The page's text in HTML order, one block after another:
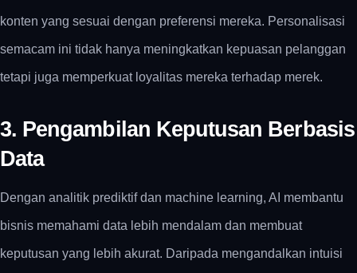
konten yang sesuai dengan preferensi mereka. Personalisasi
semacam ini tidak hanya meningkatkan kepuasan pelanggan
tetapi juga memperkuat loyalitas mereka terhadap merek.
3. Pengambilan Keputusan Berbasis
Data
Dengan analitik prediktif dan machine learning, AI membantu
bisnis memahami data lebih mendalam dan membuat
keputusan yang lebih akurat. Daripada mengandalkan intuisi